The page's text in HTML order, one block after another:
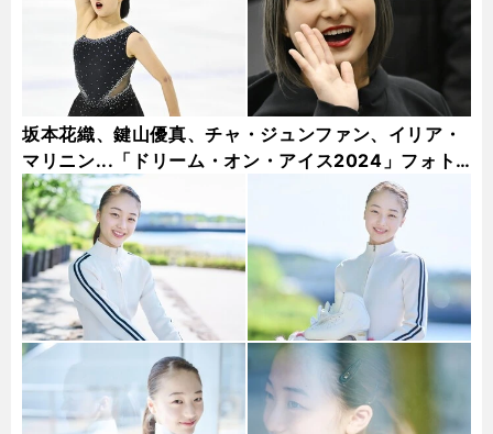
坂本花織、鍵山優真、チャ・ジュンファン、イリア・
マリニン...「ドリーム・オン・アイス2024」フォト
ギャラリー